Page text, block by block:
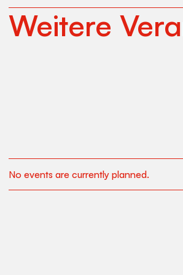
Weitere
No events are currently planned.